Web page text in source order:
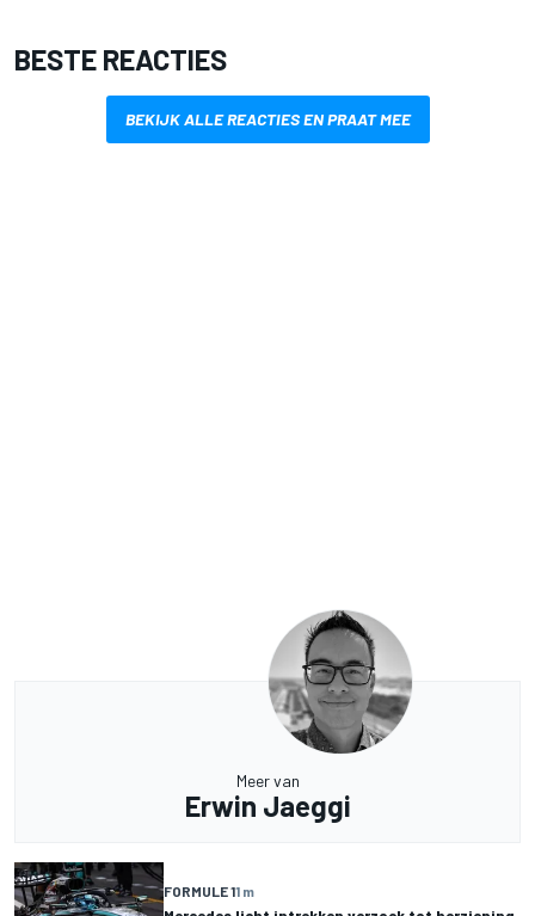
BESTE REACTIES
BEKIJK ALLE REACTIES EN PRAAT MEE
Meer van
Erwin Jaeggi
FORMULE 11 m